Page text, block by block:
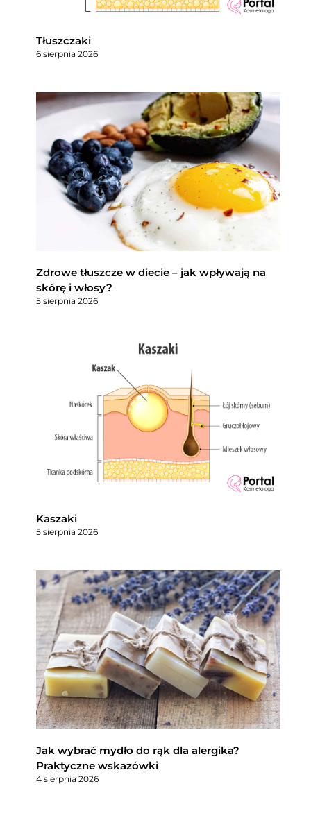
Tłuszczaki
6 sierpnia 2026
Zdrowe tłuszcze w diecie – jak wpływają na
skórę i włosy?
5 sierpnia 2026
Kaszaki
5 sierpnia 2026
Jak wybrać mydło do rąk dla alergika?
Praktyczne wskazówki
4 sierpnia 2026